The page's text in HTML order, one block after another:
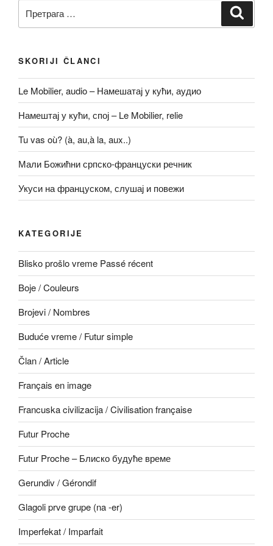
за:
SKORIJI ČLANCI
Le Mobilier, audio – Намешатај у кући, аудио
Намештај у кући, спој – Le Mobilier, relie
Tu vas où? (à, au,à la, aux..)
Мали Божићни српско-француски речник
Укуси на француском, слушај и повежи
KATEGORIJE
Blisko prošlo vreme Passé récent
Boje / Couleurs
Brojevi / Nombres
Buduće vreme / Futur simple
Član / Article
Français en image
Francuska civilizacija / Civilisation française
Futur Proche
Futur Proche – Блиско будуће време
Gerundiv / Gérondif
Glagoli prve grupe (na -er)
Imperfekat / Imparfait